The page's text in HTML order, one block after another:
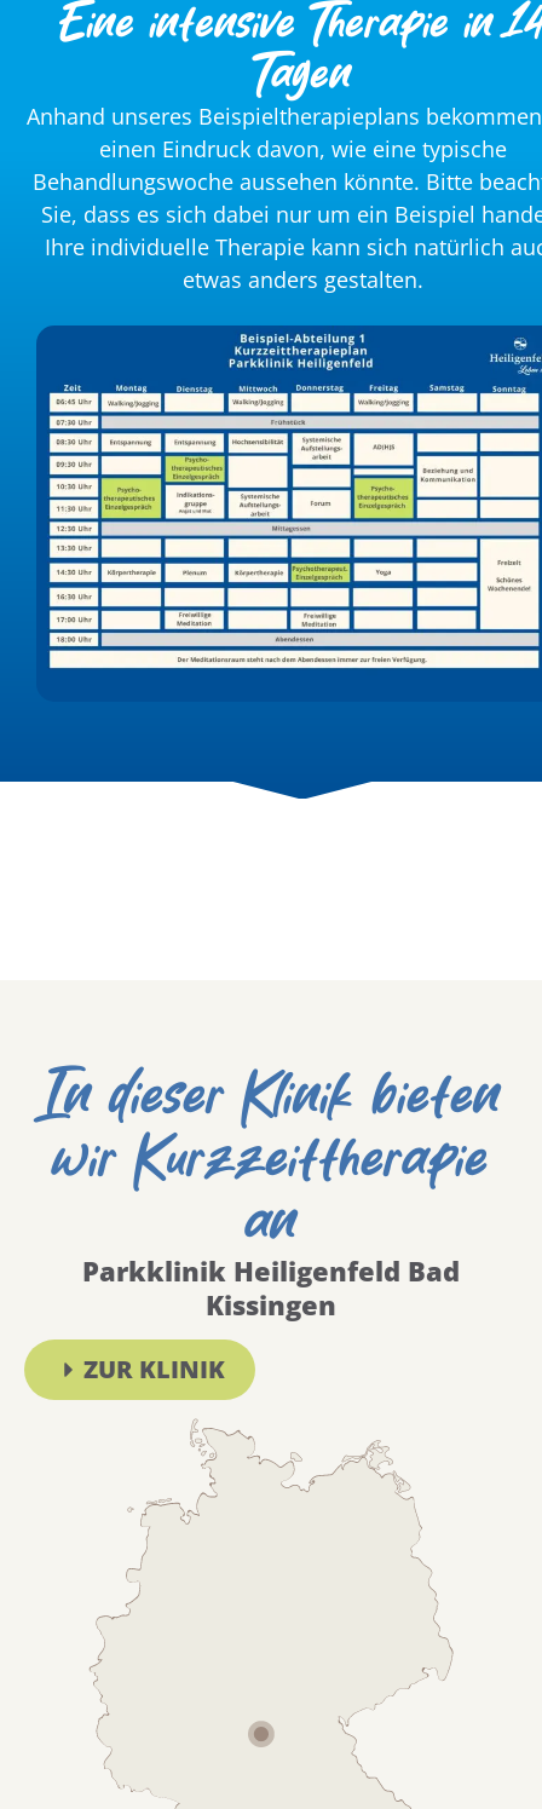
Eine intensive Therapie in
Tagen
Anhand unseres Beispieltherapieplans
einen Eindruck davon, wie eine typische
Behandlungswoche aussehen könnte. Bitte
Sie, dass es sich dabei nur um ein Beispiel
Ihre individuelle Therapie kann sich natürlich
etwas anders gestalten.
In dieser Klinik bieten
wir Kurzzeittherapie
an
Parkklinik Heiligenfeld Bad
Kissingen
ZUR KLINIK